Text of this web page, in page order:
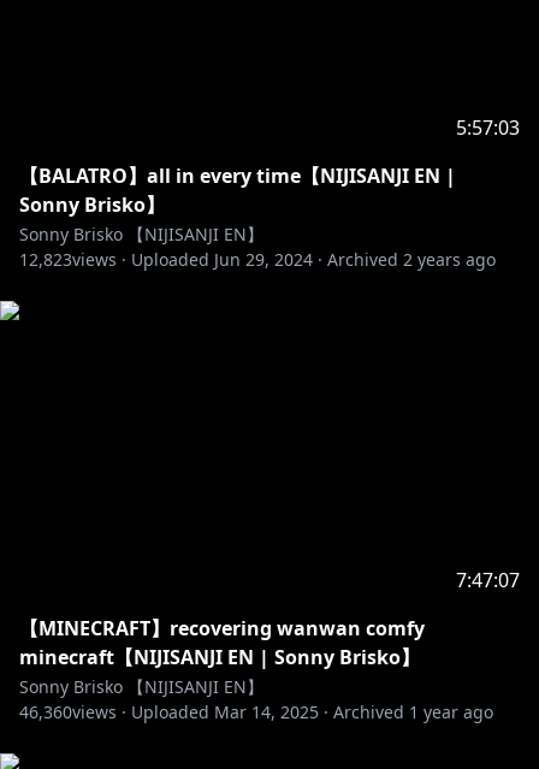
・Please be respectful. No harassment,
discrimination, doxing, inflammatory behavior etc
・No spam or self-promotion
・No spoilers or backseating unless I ask
・ネタバレ、指示コメも俺が頼まない限りしないでね。
・その時の話題に沿ったコメントをすること。
・他のライバーの話題は俺から話さない限りしないこ
と。同じように他の人のところで俺のことを話題にする
5:57:03
【BALATRO】all in every time【NIJISANJI EN |
Sonny Brisko】
Sonny Brisko 【NIJISANJI EN】
12,823views · Uploaded Jun 29, 2024 · Archived 2 years ago
7:47:07
【MINECRAFT】recovering wanwan comfy
minecraft【NIJISANJI EN | Sonny Brisko】
Sonny Brisko 【NIJISANJI EN】
46,360views · Uploaded Mar 14, 2025 · Archived 1 year ago